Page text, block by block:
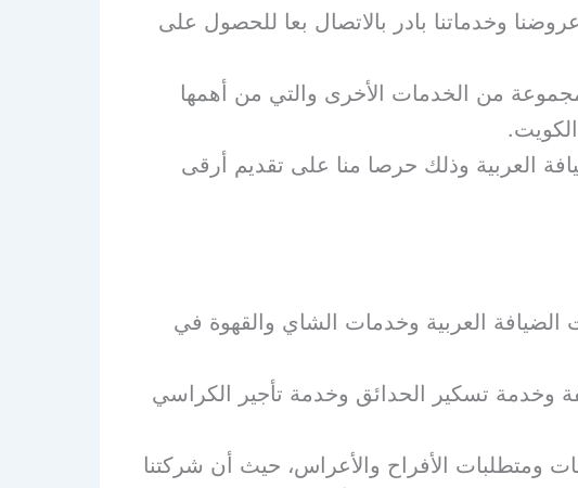
وخدماتنا بادر بالاتصال بعا للحصول على
من الخدمات الأخرى والتي من أهمها
العربية وذلك حرصا منا على تقديم أرقى
العربية وخدمات الشاي والقهوة في
وخدمة تسكير الحدائق وخدمة تأجير الكراسي
ومتطلبات الأفراح والأعراس، حيث أن شركتنا